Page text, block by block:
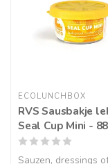
ECOLUNCHBOX
RVS Sausbakje
Seal Cup Mini -
Sauzen, dressings